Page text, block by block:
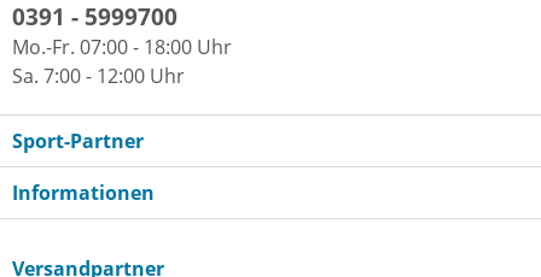
0391 - 5999700
Mo.-Fr. 07:00 - 18:00 Uhr
Sa. 7:00 - 12:00 Uhr
Sport-Partner
Informationen
Versandpartner